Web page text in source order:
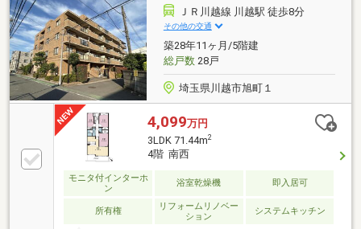
す。
ＪＲ川越線 川越駅 徒歩8分
その他の交通
築28年11ヶ月/5階建
総戸数28戸
埼玉県川越市旭町１
4,099万円
3LDK 71.44m2
4階 南西
モニタ付インターホ
ン
浴室乾燥機 即入居可
所有権
リフォームリノベー
ション
システムキッチン